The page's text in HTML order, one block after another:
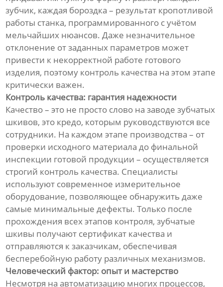
зубчик, каждая бороздка – результат кропотливой
работы станка, программированного с учётом
мельчайших нюансов. Даже незначительное
отклонение от заданных параметров может
привести к некорректной работе готового
изделия, поэтому контроль качества на этом этапе
критически важен.
Контроль качества: гарантия надежности
Качество – это не просто слово на заводе зубчатых
шкивов, это кредо, которым руководствуются все
сотрудники. На каждом этапе производства – от
проверки исходного материала до финальной
инспекции готовой продукции – осуществляется
строгий контроль качества. Специалисты
используют современное измерительное
оборудование, позволяющее обнаружить даже
самые минимальные дефекты. Только после
прохождения всех этапов контроля, зубчатые
шкивы получают сертификат качества и
отправляются к заказчикам, обеспечивая
бесперебойную работу различных механизмов.
Человеческий фактор: опыт и мастерство
Несмотря на автоматизацию многих процессов,